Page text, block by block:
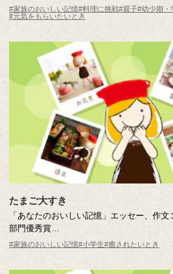
父の背中
作・社員
#家族のおいしい記憶#料理に挑戦#親子#幼少期・
#元気をもらいたいとき
たまご大すき
「あなたのおいしい記憶」エッセー、作
部門優秀賞
たまご大すき
#家族のおいしい記憶#小学生#癒されたいとき